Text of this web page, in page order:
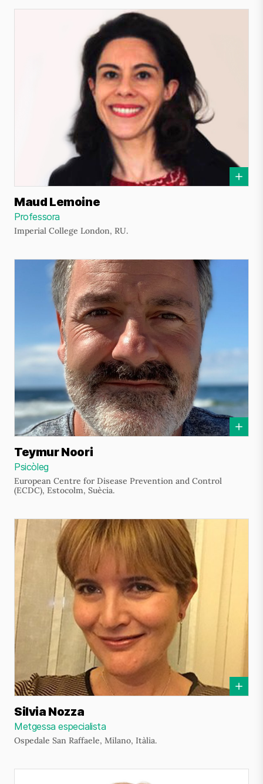
Maud Lemoine
Professora
Imperial College London, RU.
Teymur Noori
Psicòleg
European Centre for Disease Prevention and Control
(ECDC), Estocolm, Suècia.
Silvia Nozza
Metgessa especialista
Ospedale San Raffaele, Milano, Itàlia.